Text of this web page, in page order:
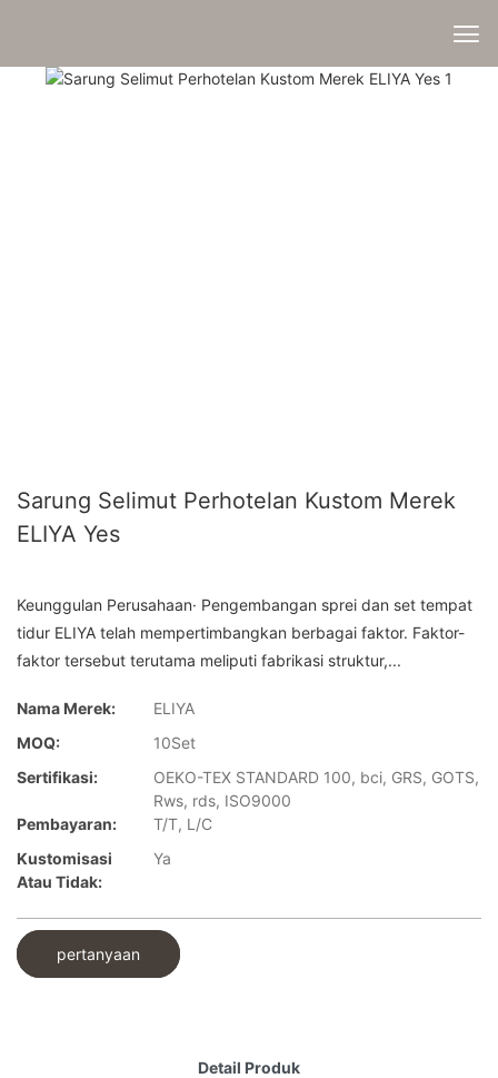
Sarung Selimut Perhotelan Kustom Merek
ELIYA Yes
Keunggulan Perusahaan· Pengembangan sprei dan set tempat
tidur ELIYA telah mempertimbangkan berbagai faktor. Faktor-
faktor tersebut terutama meliputi fabrikasi struktur,...
Nama Merek:
ELIYA
MOQ:
10Set
Sertifikasi:
OEKO-TEX STANDARD 100, bci, GRS, GOTS,
Rws, rds, ISO9000
Pembayaran:
T/T, L/C
Kustomisasi
Atau Tidak:
Ya
pertanyaan
Detail Produk